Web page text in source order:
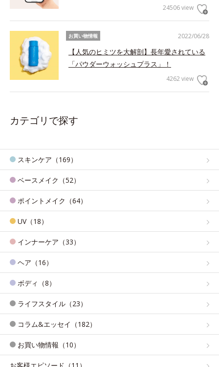
24506 view
2022/06/28
お買い物情報
【人気のヒミツを大解剖】長年愛されている
「パウダーウォッシュプラス」！
4262 view
カテゴリで探す
スキンケア（169）
ベースメイク（52）
ポイントメイク（64）
UV（18）
インナーケア（33）
ヘア（16）
ボディ（8）
ライフスタイル（23）
コラム&エッセイ（182）
お買い物情報（10）